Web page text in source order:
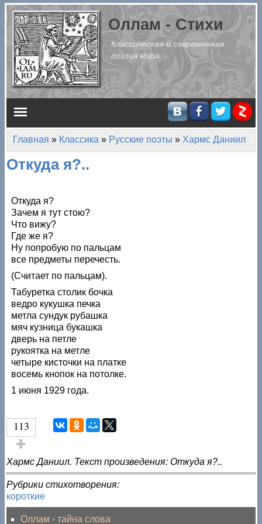
Перейти к основному содержанию
Оллам - Стихи
Классическая и современная
поэзия мира
Главное меню
Вы здесь
Главная » Классика » Русские поэты » Хармс Даниил
Откуда я?..
Откуда я?
Зачем я тут стою?
Что вижу?
Где же я?
Ну попробую по пальцам
все предметы перечесть.
(Считает по пальцам).
Табуретка столик бочка
ведро кукушка печка
метла сундук рубашка
мяч кузница букашка
дверь на петле
рукоятка на метле
четыре кисточки на платке
восемь кнопок на потолке.
1 июня 1929 года.
113
Голос за!
Хармс Даниил. Текст произведения: Откуда я?..
Рубрики стихотворения:
короткие
Оллам - тайна слова